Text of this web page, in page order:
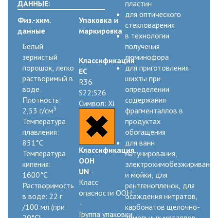
ДАННЫЕ:
Физ.-хим.
данные
Упаковка и
маркировка
Белый
зернистый
порошок, легко
растворимый в
воде.
Плотность:
2,53 г/см3
Температура
плавления:
851°C
Температура
кипения:
1600°C
Растворимость
в воде: 22 г
/100 мл (при
Классификация
ЕС
R36
S22;S26
Символ: Xi
Классификация
ООН
UN -
Класс
опасности ООН:
-
Группа упаковки
пластин
для оптического
стекловарения
в технологии
получения
люминофора
для приготовления
шихты при
определении
содержания
фрагменталлов в
продуктах
обогащения
для ванн
латунирования,
электрохимобезжиривания
и мойки, для
рентгенопленок, для
осаждения нитратов,
карбонатов щелочно-